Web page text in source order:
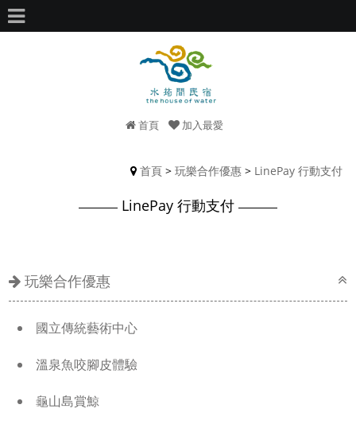
首頁 加入最愛
首頁> 玩樂合作優惠> LinePay 行動支付
LinePay 行動支付
玩樂合作優惠
國立傳統藝術中心
溫泉魚咬腳皮體驗
龜山島賞鯨